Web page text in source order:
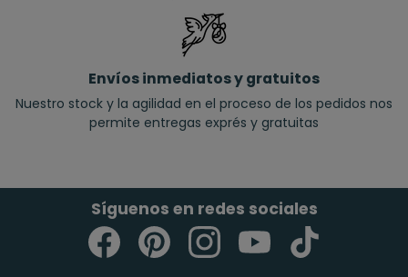
Envíos inmediatos y gratuitos
Nuestro stock y la agilidad en el proceso de los pedidos nos
permite entregas exprés y gratuitas
Síguenos en redes sociales